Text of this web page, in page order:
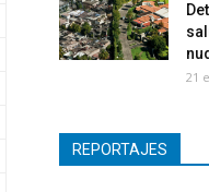
21
REPORTAJES